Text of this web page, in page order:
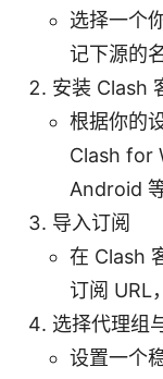
选择一个
记下源的
安装 Clash
根据你的
Clash for
Android
导入订阅
在 Clash
订阅 URL
选择代理组
设置一个